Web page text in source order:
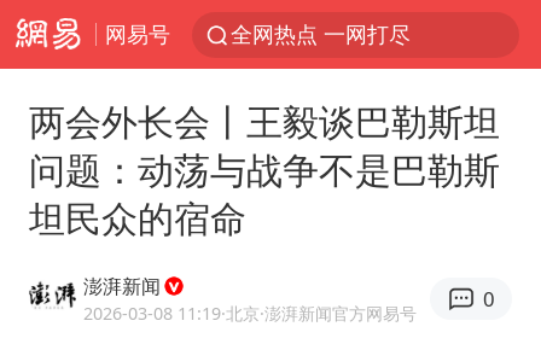
网易号 全网热点 一网打尽
两会外长会丨王毅谈巴勒斯坦
问题：动荡与战争不是巴勒斯
坦民众的宿命
澎湃新闻
2026-03-08 11:19·北京·澎湃新闻官方网易号
0